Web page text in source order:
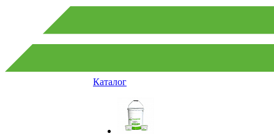
Каталог